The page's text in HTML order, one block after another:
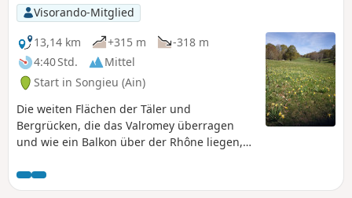
Visorando-Mitglied
13,14 km
+315 m
-318 m
4:40 Std.
Mittel
Start in Songieu (Ain)
Die weiten Flächen der Täler und
Bergrücken, die das Valromey überragen
und wie ein Balkon über der Rhône liegen,
Fuß oder mit Schneeschuhen. Eine Tour
ohne Schwierigkeiten. Achtung! Diese